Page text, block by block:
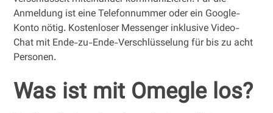
Anmeldung ist eine Telefonnummer oder ein Google-
Konto nötig. Kostenloser Messenger inklusive Video-
Chat mit Ende-zu-Ende-Verschlüsselung für bis zu acht
Personen.
Was ist mit Omegle los?